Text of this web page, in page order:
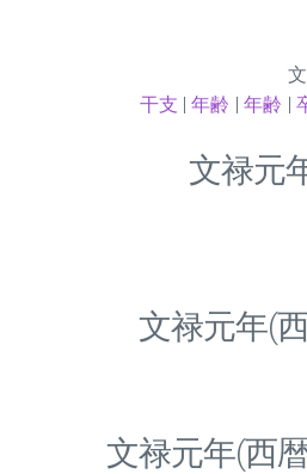
干支 |年齢 |年齢 |
文禄元
文禄元年(
文禄元年(西